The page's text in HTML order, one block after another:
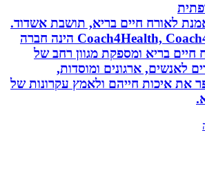
לאורח חיים בריא, תושבת אשדוד.
בעלת Coach4Health, Coach4health הינה חברה
בריא ומספקת מגוון רחב של
ארגונים ומוסדות,
חייהם ולאמץ עקרונות של